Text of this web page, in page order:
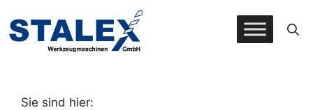
Inhalt
springen
Sie sind hier: